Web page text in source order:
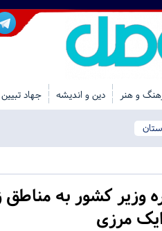
و هنر دین و اندیشه جهاد تبیین
وزیر کشور به مناطق
مرزی